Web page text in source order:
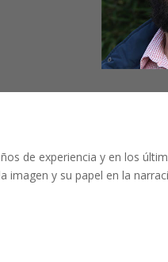
de experiencia y en los
y su papel en la